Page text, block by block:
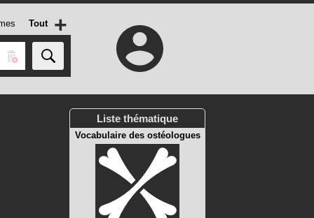
Tout +
Liste thématique
Vocabulaire des ostéologues